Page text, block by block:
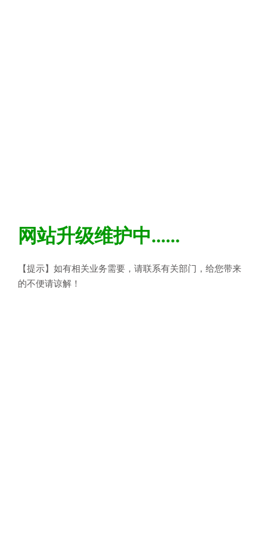
网站升级维护中......
【提示】如有相关业务需要，请联系有关部门，给您带来
的不便请谅解！